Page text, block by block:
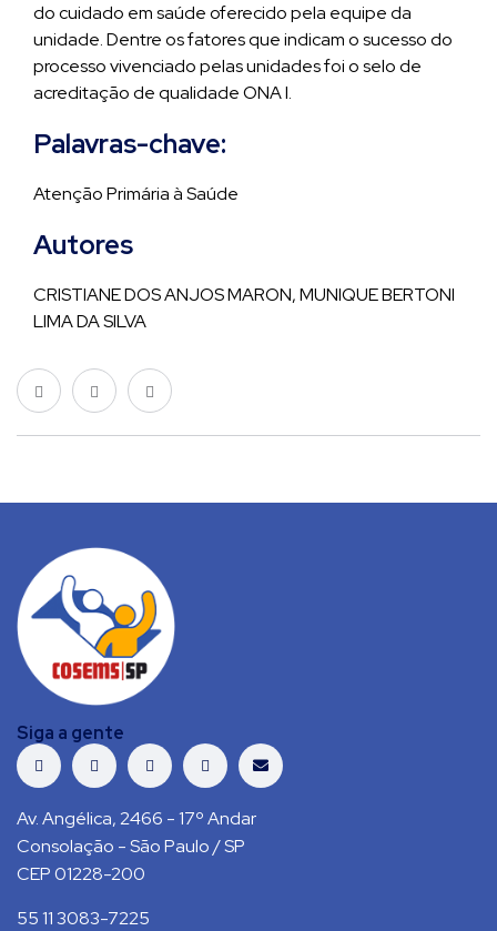
do cuidado em saúde oferecido pela equipe da
unidade. Dentre os fatores que indicam o sucesso do
processo vivenciado pelas unidades foi o selo de
acreditação de qualidade ONA I.
Palavras-chave:
Atenção Primária à Saúde
Autores
CRISTIANE DOS ANJOS MARON, MUNIQUE BERTONI
LIMA DA SILVA
Siga a gente
Av. Angélica, 2466 - 17º Andar
Consolação - São Paulo / SP
CEP 01228-200
55 11 3083-7225